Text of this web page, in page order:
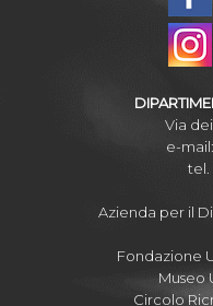
Via
e-mail:
tel.
Azienda per il
Fondazione
Museo
Circolo